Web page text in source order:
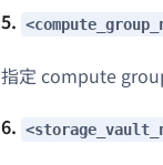
5.
指定 compute
6.